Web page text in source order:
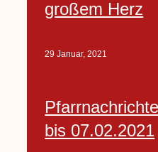
großem Herz
29 Januar, 2021
bis 07.02.2021